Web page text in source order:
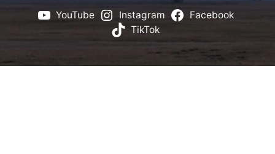
YouTube Instagram
Facebook
TikTok